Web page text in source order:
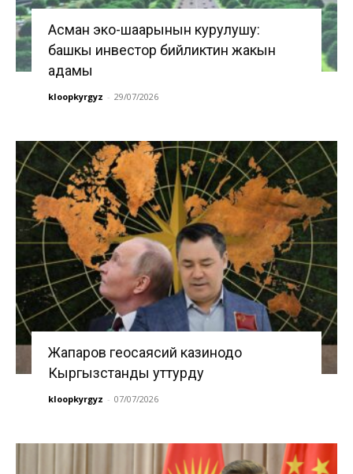
Асман эко-шаарынын курулушу:
башкы инвестор бийликтин жакын
адамы
kloopkyrgyz - 29/07/2026
Жапаров геосаясий казинодо
Кыргызстанды уттурду
kloopkyrgyz - 07/07/2026